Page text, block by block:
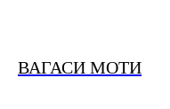
ВАГАСИ МОТИ